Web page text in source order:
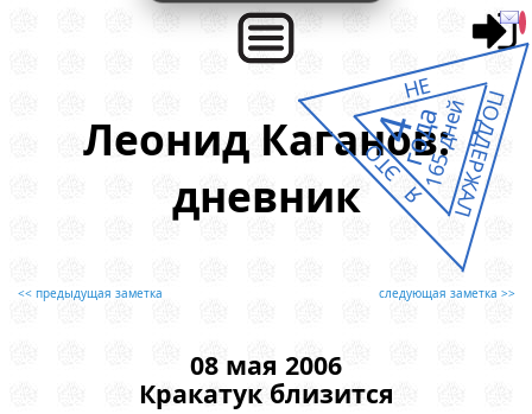
Леонид Каганов:
дневник
<< предыдущая заметка следующая заметка >>
08 мая 2006
Кракатук близится
Я ЭТО
НЕ ПОДДЕРЖАЛ
4
года165 дней